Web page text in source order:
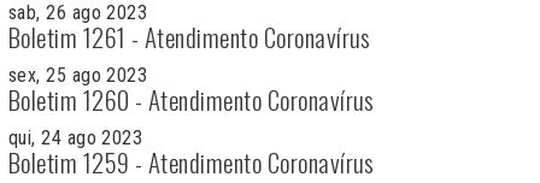
sab, 26 ago 2023
Boletim 1261 - Atendimento Coronavírus
sex, 25 ago 2023
Boletim 1260 - Atendimento Coronavírus
qui, 24 ago 2023
Boletim 1259 - Atendimento Coronavírus